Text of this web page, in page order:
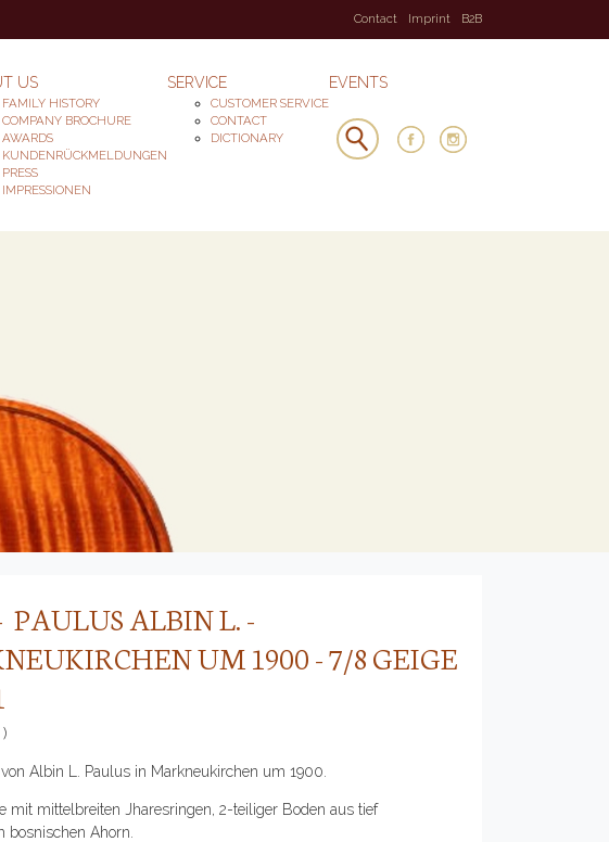
Contact Imprint B2B
US
FAMILY HISTORY
COMPANY BROCHURE
AWARDS
KUNDENRÜCKMELDUNGEN
PRESS
IMPRESSIONEN
SERVICE
CUSTOMER SERVICE
CONTACT
DICTIONARY
EVENTS
PAULUS ALBIN L. -
UM 1900 - 7/8 GEIGE
Albin L. Paulus in Markneukirchen um 1900.
mit mittelbreiten Jharesringen, 2-teiliger Boden aus tief
bosnischen Ahorn.